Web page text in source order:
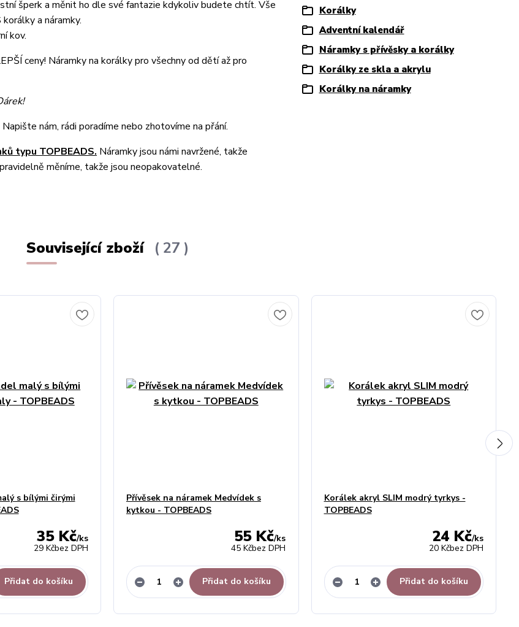
šperk a měnit ho dle své fantazie kdykoliv budete chtít. Vše
a náramky.
kov.
ceny! Náramky na korálky pro všechny od dětí až pro
nám, rádi poradíme nebo zhotovíme na přání.
typu TOPBEADS. Náramky jsou námi navržené, takže
měníme, takže jsou neopakovatelné.
Korálky
Adventní kalendář
Náramky s přívěsky a korálky
Korálky ze skla a akrylu
Korálky na náramky
Související zboží 27
s bílými čirými
35 Kč/ks
29 Kčbez DPH
Přidat do košíku
Přívěsek na náramek Medvídek s
kytkou - TOPBEADS
55 Kč/ks
45 Kčbez DPH
Přidat do košíku
Korálek akryl SLIM modrý tyrkys -
TOPBEADS
24 Kč/ks
20 Kčbez DPH
Přidat do košíku